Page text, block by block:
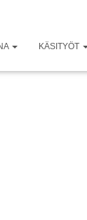
KÄSITYÖT